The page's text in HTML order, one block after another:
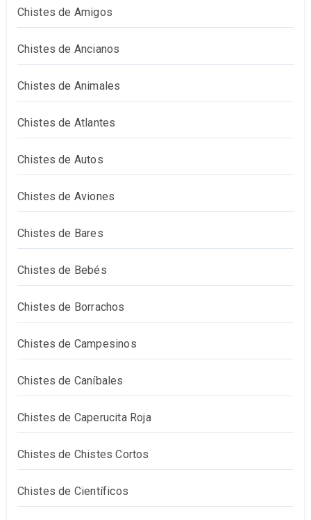
Chistes de Amigos
Chistes de Ancianos
Chistes de Animales
Chistes de Atlantes
Chistes de Autos
Chistes de Aviones
Chistes de Bares
Chistes de Bebés
Chistes de Borrachos
Chistes de Campesinos
Chistes de Caníbales
Chistes de Caperucita Roja
Chistes de Chistes Cortos
Chistes de Científicos